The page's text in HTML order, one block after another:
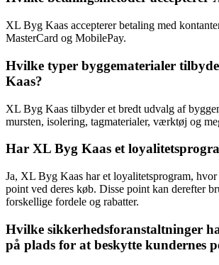
XL Byg Kaas accepterer betaling med
MasterCard og MobilePay.
Hvilke typer byggematerialer
Kaas?
XL Byg Kaas tilbyder et bredt udvalg af
mursten, isolering, tagmaterialer, værktøj og
Har XL Byg Kaas et
Ja, XL Byg Kaas har et loyalitetsprogram,
point ved deres køb. Disse point kan derefter
forskellige fordele og rabatter.
Hvilke sikkerhedsforanstaltninger
på plads for at beskytte kundernes